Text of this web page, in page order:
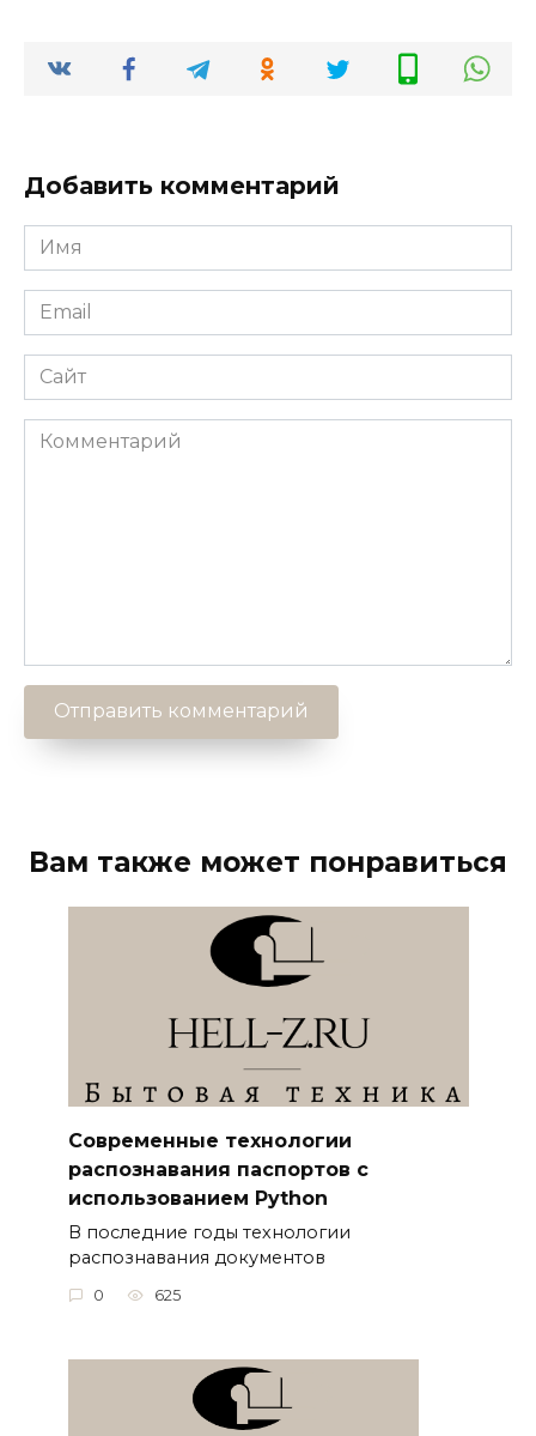
Добавить комментарий
Имя
*
Email
*
Сайт
Комментарий
Вам также может понравиться
Современные технологии
распознавания паспортов с
использованием Python
В последние годы технологии
распознавания документов
0 625